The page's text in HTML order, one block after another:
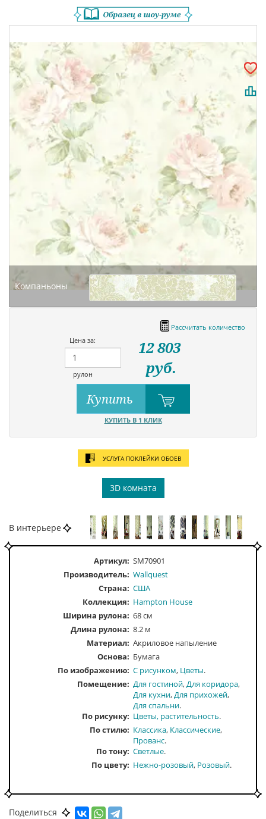
Компаньоны
Рассчитать количество
Цена за:
рулон
12 803
руб.
Купить
КУПИТЬ В 1 КЛИК
УСЛУГА ПОКЛЕЙКИ ОБОЕВ
3D комната
В интерьере
Артикул: SM70901
Производитель: Wallquest
Страна: США
Коллекция: Hampton House
Ширина рулона: 68 см
Длина рулона: 8.2 м
Материал: Акриловое напыление
Основа: Бумага
По изображению С рисунком Цветы
Помещение Для гостиной Для коридора
Для кухни Для прихожей
Для спальни
По рисунку
Цветы, растительность
По стилю
Классика Классические
Прованс
По тону Светлые
По цвету
Нежно-розовый Розовый
Поделиться